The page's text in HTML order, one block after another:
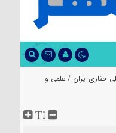
حفاری ایران / علمی و